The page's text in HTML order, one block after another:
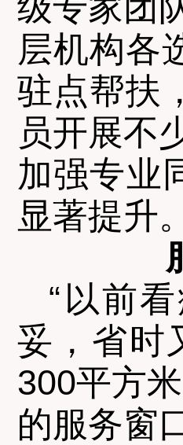
层机构各
驻点帮扶
员开展不
加强专业
显著提升
“以前
妥，省时
300平方
的服务窗